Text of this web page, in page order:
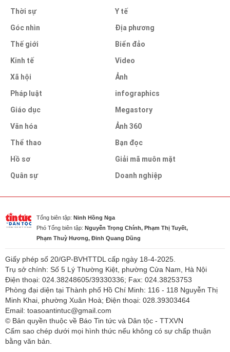
Thời sự
Góc nhìn
Thế giới
Kinh tế
Xã hội
Pháp luật
Giáo dục
Văn hóa
Thể thao
Hồ sơ
Quân sự
Y tế
Địa phương
Biển đảo
Video
Ảnh
infographics
Megastory
Ảnh 360
Bạn đọc
Giải mã muôn mặt
Doanh nghiệp
Tổng biên tập: Ninh Hồng Nga
Phó Tổng biên tập: Nguyễn Trọng Chính, Phạm Thị Tuyết,
Phạm Thuỳ Hương, Đinh Quang Dũng
Giấy phép số 20/GP-BVHTTDL cấp ngày 18-4-2025.
Trụ sở chính: Số 5 Lý Thường Kiệt, phường Cửa Nam, Hà Nội
Điện thoại: 024.38248605/39330336; Fax: 024.38253753
Phòng đại diện tại Thành phố Hồ Chí Minh: 116 - 118 Nguyễn Thị
Minh Khai, phường Xuân Hoà; Điện thoại: 028.39303464
Email: toasoantintuc@gmail.com
© Bản quyền thuộc về Báo Tin tức và Dân tộc - TTXVN
Cấm sao chép dưới mọi hình thức nếu không có sự chấp thuận
bằng văn bản.